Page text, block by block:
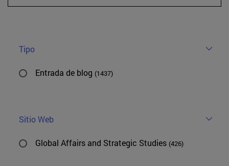
Tipo
Entrada de blog (1437)
Sitio Web
Global Affairs and Strategic Studies (426)